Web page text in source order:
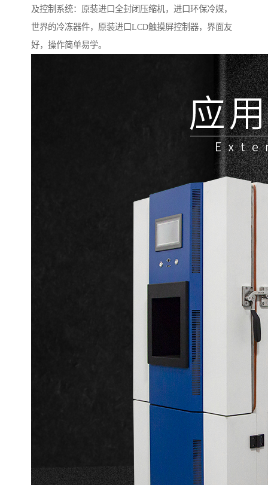
及控制系统：原装进口全封闭压缩机，进口环保冷媒，
世界的冷冻器件，原装进口LCD触摸屏控制器，界面友
好，操作简单易学。